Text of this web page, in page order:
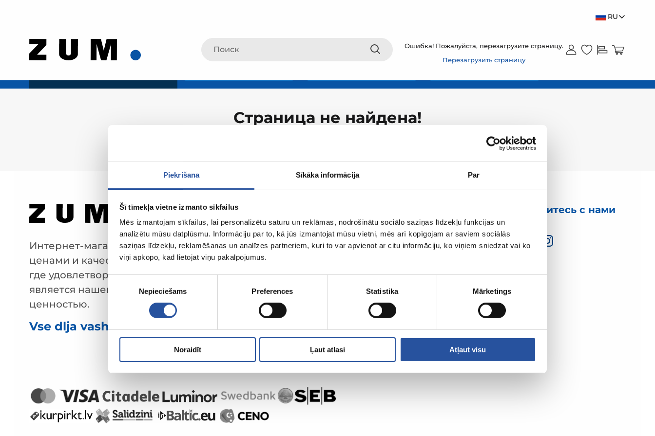
Piekrišana Sīkāka informācija Par
Šī tīmekļa vietne izmanto sīkfailus
Mēs izmantojam sīkfailus, lai personalizētu saturu un reklāmas, nodrošinātu sociālo saziņas līdzekļu funkcijas un
analizētu mūsu datplūsmu. Informāciju par to, kā jūs izmantojat mūsu vietni, mēs arī kopīgojam ar saviem sociālās
saziņas līdzekļu, reklamēšanas un analīzes partneriem, kuri to var apvienot ar citu informāciju, ko viņiem sniedzat vai ko
viņi apkopo, kad lietojat viņu pakalpojumus.
Piekrišanas
izvēle
Nepieciešams Preferences Statistika Mārketings
Noraidīt Ļaut atlasi Atļaut visu
RU
Ошибка! Пожалуйста, перезагрузите страницу.
Перезагрузить страницу
Страница не найдена!
Интернет-магазин с выгодными
ценами и качественными товарами,
где удовлетворённость клиента
является нашей главной
ценностью.
Vse dlja vashego doma i sada!
Свяжитесь с нами